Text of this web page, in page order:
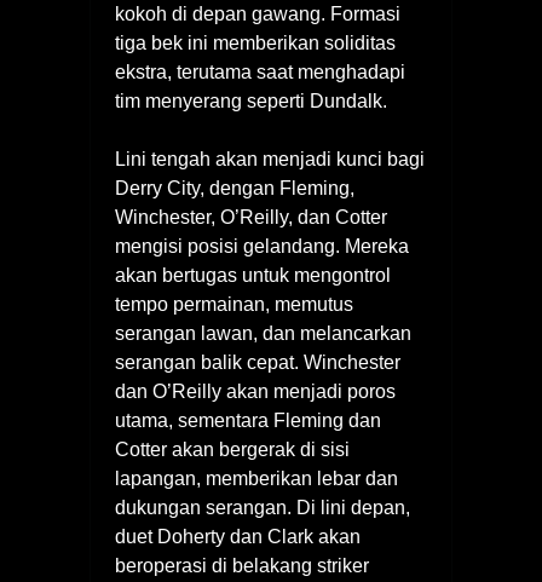
kokoh di depan gawang. Formasi
tiga bek ini memberikan soliditas
ekstra, terutama saat menghadapi
tim menyerang seperti Dundalk.
Lini tengah akan menjadi kunci bagi
Derry City, dengan Fleming,
Winchester, O’Reilly, dan Cotter
mengisi posisi gelandang. Mereka
akan bertugas untuk mengontrol
tempo permainan, memutus
serangan lawan, dan melancarkan
serangan balik cepat. Winchester
dan O’Reilly akan menjadi poros
utama, sementara Fleming dan
Cotter akan bergerak di sisi
lapangan, memberikan lebar dan
dukungan serangan. Di lini depan,
duet Doherty dan Clark akan
beroperasi di belakang striker